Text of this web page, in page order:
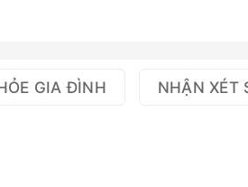
GIA ĐÌNH NHẬN XÉT